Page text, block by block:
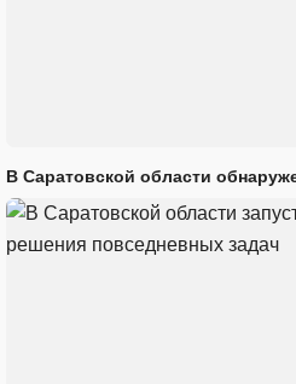
В Саратовской области